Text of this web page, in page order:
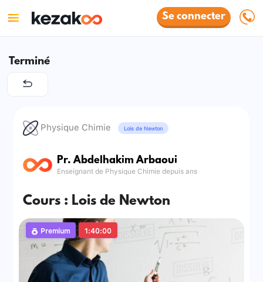
Se connecter
Terminé
Physique Chimie Lois de Newton
Pr. Abdelhakim Arbaoui
Enseignant de Physique Chimie depuis ans
Cours : Lois de Newton
Premium 1:40:00